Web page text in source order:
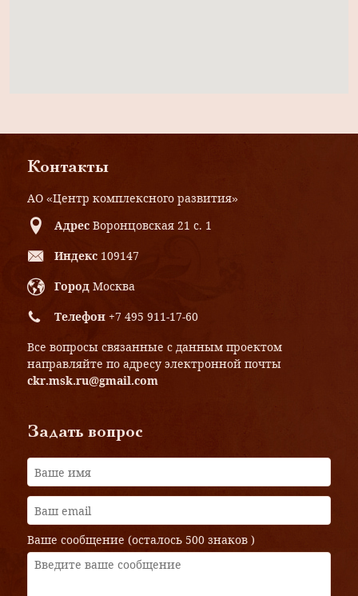
Контакты
АО «Центр комплексного развития»
Адрес Воронцовская 21 с. 1
Индекс 109147
Город Москва
Телефон +7 495 911-17-60
Все вопросы связанные с данным проектом
направляйте по адресу электронной почты
ckr.msk.ru@gmail.com
Задать вопрос
Ваше сообщение (осталось 500 знаков )